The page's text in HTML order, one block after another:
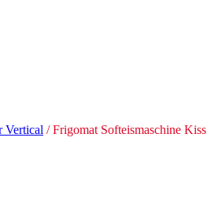
Vertical / Frigomat Softeismaschine